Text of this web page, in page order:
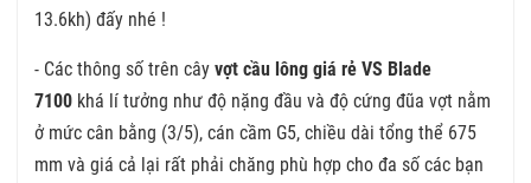
13.6kh) đấy nhé !
- Các thông số trên cây vợt cầu lông giá rẻ VS Blade
7100 khá lí tưởng như độ nặng đầu và độ cứng đũa vợt nằm
ở mức cân bằng (3/5), cán cầm G5, chiều dài tổng thể 675
mm và giá cả lại rất phải chăng phù hợp cho đa số các bạn